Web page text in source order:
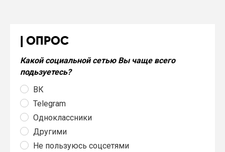
ОПРОС
Какой социальной сетью Вы чаще всего
подьзуетесь?
ВК
Telegram
Одноклассники
Другими
Не пользуюсь соцсетями